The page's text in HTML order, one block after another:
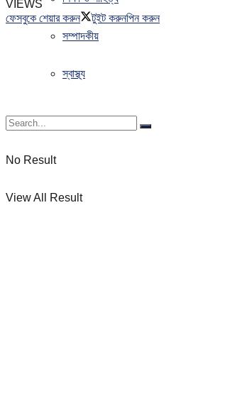
সম্পাদকীয়
স্বাস্থ্য
No Result
View All Result
VIEWS
ফেসবুকে শেয়ার করুন
টুইট করুনপিন করুন